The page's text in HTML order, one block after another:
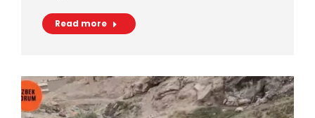
Read more